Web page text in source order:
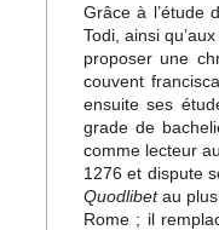
Grâce à l’étude
Todi, ainsi
proposer une
couvent
ensuite ses
grade de
comme lecteur
1276 et dispute
Quodlibetau plus
Rome ; il